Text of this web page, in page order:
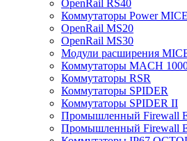
OpenRail RS40
Коммутаторы Power MICE
OpenRail MS20
OpenRail MS30
Модули расширения
Коммутаторы MACH
Коммутаторы RSR
Коммутаторы SPIDER
Коммутаторы SPIDER II
Промышленный Firewall
Промышленный Firewall